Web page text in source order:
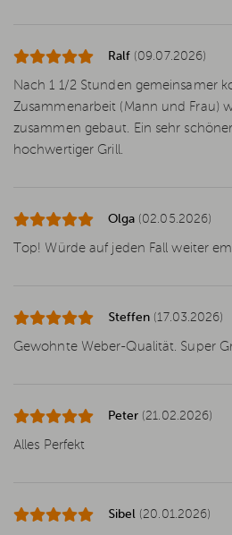
Ralf (09.07.2026)
Nach 1 1/2 Stunden gemeinsamer
Zusammenarbeit (Mann und Frau)
zusammen gebaut. Ein sehr
hochwertiger Grill.
Olga (02.05.2026)
Top! Würde auf jeden Fall weiter
Steffen (17.03.2026)
Gewohnte Weber-Qualität. Super
Peter (21.02.2026)
Alles Perfekt
Sibel (20.01.2026)